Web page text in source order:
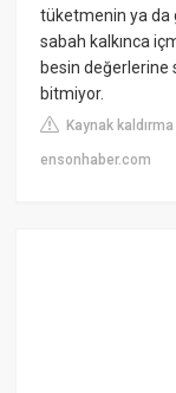
tüketmenin ya da
sabah kalkınca
besin değerlerine
bitmiyor.
Kaynak
ensonhaber.com